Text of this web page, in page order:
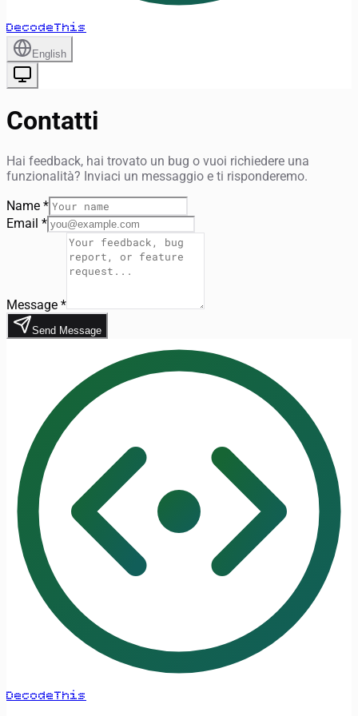
DecodeThis
English
Contatti
Hai feedback, hai trovato un bug o vuoi richiedere una
funzionalità? Inviaci un messaggio e ti risponderemo.
Name *
Email *
Message *
Send Message
DecodeThis